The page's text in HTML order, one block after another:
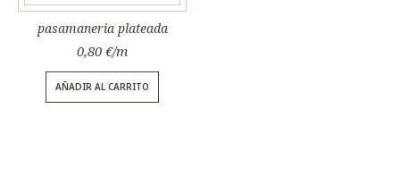
pasamaneria plateada
0,80 €
AÑADIR AL CARRITO